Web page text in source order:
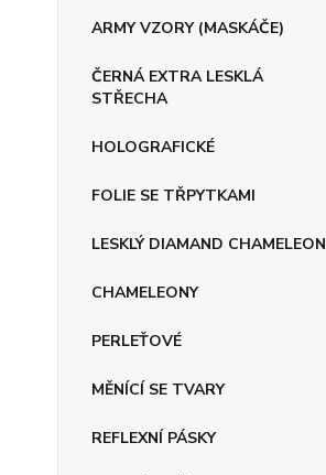
ARMY VZORY (MASKÁČE)
ČERNÁ EXTRA LESKLÁ
STŘECHA
HOLOGRAFICKÉ
FOLIE SE TŘPYTKAMI
LESKLÝ DIAMAND CHAMELEON
CHAMELEONY
PERLEŤOVÉ
MĚNÍCÍ SE TVARY
REFLEXNÍ PÁSKY